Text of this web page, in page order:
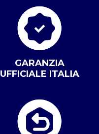
GARANZIA
UFFICIALE ITALIA